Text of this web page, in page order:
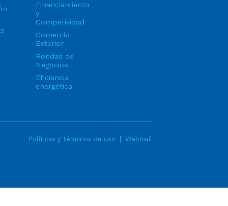
Financiamiento
y
Competividad
Comercio
Exterior
Rondas de
Negocios
Eficiencia
energética
Políticas y términos de uso Webmail